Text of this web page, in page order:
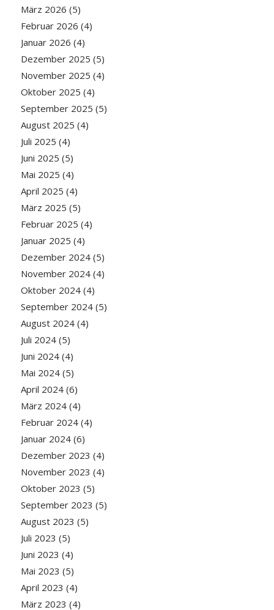
März 2026 (5)
Februar 2026 (4)
Januar 2026 (4)
Dezember 2025 (5)
November 2025 (4)
Oktober 2025 (4)
September 2025 (5)
August 2025 (4)
Juli 2025 (4)
Juni 2025 (5)
Mai 2025 (4)
April 2025 (4)
März 2025 (5)
Februar 2025 (4)
Januar 2025 (4)
Dezember 2024(5)
November 2024(4)
Oktober 2024(4)
September 2024(5)
August 2024(4)
Juli 2024(5)
Juni 2024(4)
Mai 2024(5)
April 2024(6)
März 2024(4)
Februar 2024(4)
Januar 2024(6)
Dezember 2023 (4)
November 2023 (4)
Oktober 2023 (5)
September 2023 (5)
August 2023 (5)
Juli 2023 (5)
Juni 2023 (4)
Mai 2023 (5)
April 2023 (4)
März 2023 (4)